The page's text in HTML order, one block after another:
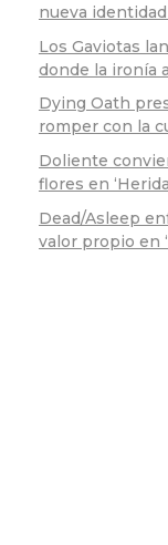
nueva
Los Gaviotas
donde la ironía
Dying Oath
romper con la
Doliente
flores en
Dead/Asleep
valor propio en